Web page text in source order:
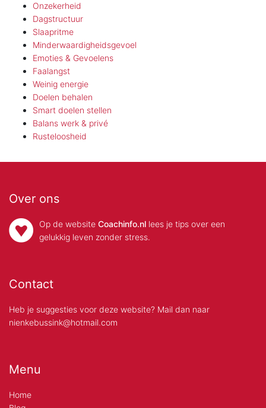
Onzekerheid
Dagstructuur
Slaapritme
Minderwaardigheidsgevoel
Emoties & Gevoelens
Faalangst
Weinig energie
Doelen behalen
Smart doelen stellen
Balans werk & privé
Rusteloosheid
Over ons
Op de website Coachinfo.nl lees je tips over een
gelukkig leven zonder stress.
Contact
Heb je suggesties voor deze website? Mail dan naar
nienkebussink@hotmail.com
Menu
Home